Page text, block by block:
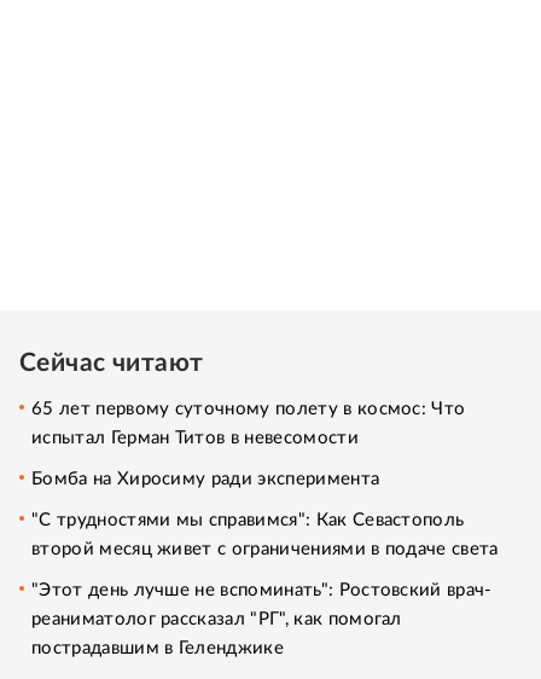
Сейчас читают
65 лет первому суточному полету в космос: Что
испытал Герман Титов в невесомости
Бомба на Хиросиму ради эксперимента
"С трудностями мы справимся": Как Севастополь
второй месяц живет с ограничениями в подаче света
"Этот день лучше не вспоминать": Ростовский врач-
реаниматолог рассказал "РГ", как помогал
пострадавшим в Геленджике